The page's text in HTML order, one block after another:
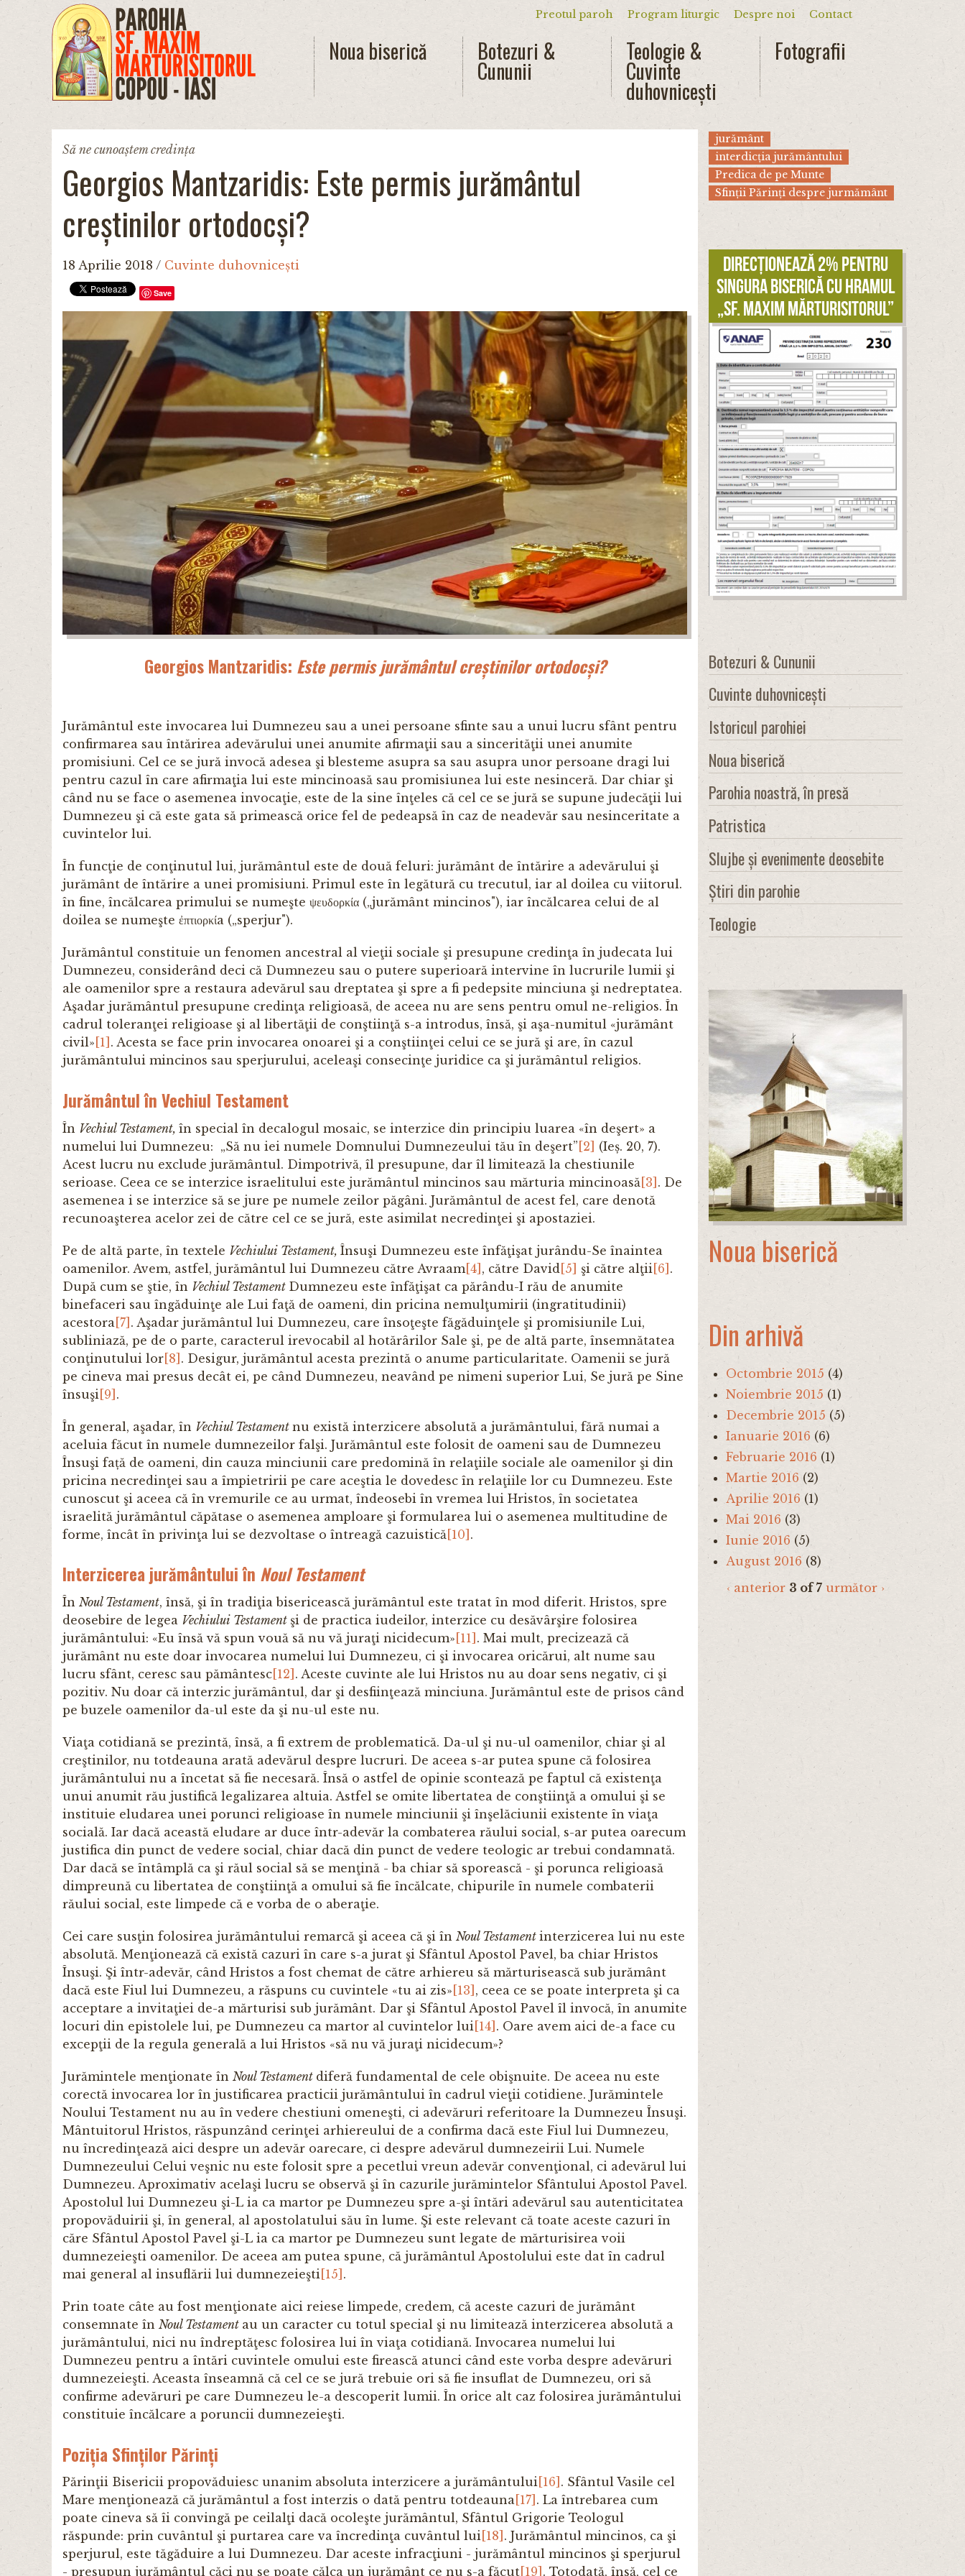
Mergi la conţinutul principal
Meniu secundar
Preotul paroh Program liturgic Despre noi Contact
Noua biserică Botezuri &
Cununii
Teologie &
Cuvinte
duhovnicești
Fotografii
Să ne cunoaștem credința
Georgios Mantzaridis: Este permis jurământul
creștinilor ortodocși?
18 Aprilie 2018 / Cuvinte duhovnicești
Save
Georgios Mantzaridis: Este permis jurământul creștinilor ortodocși?
Jurământul este invocarea lui Dumnezeu sau a unei persoane sfinte sau a unui lucru sfânt pentru
confirmarea sau întărirea adevărului unei anumite afirmaţii sau a sincerităţii unei anumite
promisiuni. Cel ce se jură invocă adesea şi blesteme asupra sa sau asupra unor persoane dragi lui
pentru cazul în care afirmaţia lui este mincinoasă sau promisiunea lui este nesinceră. Dar chiar şi
când nu se face o asemenea invocaţie, este de la sine înţeles că cel ce se jură se supune judecăţii lui
Dumnezeu şi că este gata să primească orice fel de pedeapsă în caz de neadevăr sau nesinceritate a
cuvintelor lui.
În funcţie de conţinutul lui, jurământul este de două feluri: jurământ de întărire a adevărului şi
jurământ de întărire a unei promisiuni. Primul este în legătură cu trecutul, iar al doilea cu viitorul.
în fine, încălcarea primului se numeşte ψευδορκία („jurământ mincinos"), iar încălcarea celui de al
doilea se numeşte ἐπτιορκίa („sperjur").
Jurământul constituie un fenomen ancestral al vieţii sociale şi presupune credinţa în judecata lui
Dumnezeu, considerând deci că Dumnezeu sau o putere superioară intervine în lucrurile lumii şi
ale oamenilor spre a restaura adevărul sau dreptatea şi spre a fi pedepsite minciuna şi nedreptatea.
Aşadar jurământul presupune credinţa religioasă, de aceea nu are sens pentru omul ne-religios. În
cadrul toleranţei religioase şi al libertăţii de conştiinţă s-a introdus, însă, şi aşa-numitul «jurământ
civil» [1] . Acesta se face prin invocarea onoarei şi a conştiinţei celui ce se jură şi are, în cazul
jurământului mincinos sau sperjurului, aceleaşi consecinţe juridice ca şi jurământul religios.
Jurământul în Vechiul Testament
În Vechiul Testament, în special în decalogul mosaic, se interzice din principiu luarea «în deşert» a
numelui lui Dumnezeu: „Să nu iei numele Domnului Dumnezeului tău în deşert” [2] (Ieș. 20, 7).
Acest lucru nu exclude jurământul. Dimpotrivă, îl presupune, dar îl limitează la chestiunile
serioase. Ceea ce se interzice israelitului este jurământul mincinos sau mărturia mincinoasă [3] . De
asemenea i se interzice să se jure pe numele zeilor păgâni. Jurământul de acest fel, care denotă
recunoaşterea acelor zei de către cel ce se jură, este asimilat necredinţei şi apostaziei.
Pe de altă parte, în textele Vechiului Testament, Însuşi Dumnezeu este înfăţişat jurându-Se înaintea
oamenilor. Avem, astfel, jurământul lui Dumnezeu către Avraam [4] , către David [5] şi către alţii [6] .
După cum se ştie, în Vechiul Testament Dumnezeu este înfăţişat ca părându-I rău de anumite
binefaceri sau îngăduinţe ale Lui faţă de oameni, din pricina nemulţumirii (ingratitudinii)
acestora [7] . Aşadar jurământul lui Dumnezeu, care însoţeşte făgăduinţele şi promisiunile Lui,
subliniază, pe de o parte, caracterul irevocabil al hotărârilor Sale şi, pe de altă parte, însemnătatea
conţinutului lor[8] . Desigur, jurământul acesta prezintă o anume particularitate. Oamenii se jură
pe cineva mai presus decât ei, pe când Dumnezeu, neavând pe nimeni superior Lui, Se jură pe Sine
însuşi [9] .
În general, aşadar, în Vechiul Testament nu există interzicere absolută a jurământului, fără numai a
aceluia făcut în numele dumnezeilor falşi. Jurământul este folosit de oameni sau de Dumnezeu
Însuşi față de oameni, din cauza minciunii care predomină în relaţiile sociale ale oamenilor şi din
pricina necredinţei sau a împietririi pe care aceştia le dovedesc în relaţiile lor cu Dumnezeu. Este
cunoscut şi aceea că în vremurile ce au urmat, îndeosebi în vremea lui Hristos, în societatea
israelită jurământul căpătase o asemenea amploare şi formularea lui o asemenea multitudine de
forme, încât în privinţa lui se dezvoltase o întreagă cazuistică [10] .
Interzicerea jurământului în Noul Testament
În Noul Testament, însă, şi în tradiţia bisericească jurământul este tratat în mod diferit. Hristos, spre
deosebire de legea Vechiului Testament şi de practica iudeilor, interzice cu desăvârşire folosirea
jurământului: «Eu însă vă spun vouă să nu vă juraţi nicidecum» [11] . Mai mult, precizează că
jurământ nu este doar invocarea numelui lui Dumnezeu, ci şi invocarea oricărui, alt nume sau
lucru sfânt, ceresc sau pământesc[12] . Aceste cuvinte ale lui Hristos nu au doar sens negativ, ci şi
pozitiv. Nu doar că interzic jurământul, dar şi desfiinţează minciuna. Jurământul este de prisos când
pe buzele oamenilor da-ul este da şi nu-ul este nu.
Viaţa cotidiană se prezintă, însă, a fi extrem de problematică. Da-ul şi nu-ul oamenilor, chiar şi al
creştinilor, nu totdeauna arată adevărul despre lucruri. De aceea s-ar putea spune că folosirea
jurământului nu a încetat să fie necesară. Însă o astfel de opinie scontează pe faptul că existenţa
unui anumit rău justifică legalizarea altuia. Astfel se omite libertatea de conştiinţă a omului şi se
instituie eludarea unei porunci religioase în numele minciunii şi înşelăciunii existente în viaţa
socială. Iar dacă această eludare ar duce într-adevăr la combaterea răului social, s-ar putea oarecum
justifica din punct de vedere social, chiar dacă din punct de vedere teologic ar trebui condamnată.
Dar dacă se întâmplă ca şi răul social să se menţină - ba chiar să sporească - şi porunca religioasă
dimpreună cu libertatea de conştiinţă a omului să fie încălcate, chipurile în numele combaterii
răului social, este limpede că e vorba de o aberaţie.
Cei care susţin folosirea jurământului remarcă şi aceea că şi în Noul Testament interzicerea lui nu este
absolută. Menţionează că există cazuri în care s-a jurat şi Sfântul Apostol Pavel, ba chiar Hristos
Însuşi. Şi într-adevăr, când Hristos a fost chemat de către arhiereu să mărturisească sub jurământ
dacă este Fiul lui Dumnezeu, a răspuns cu cuvintele «tu ai zis» [13] , ceea ce se poate interpreta şi ca
acceptare a invitaţiei de-a mărturisi sub jurământ. Dar şi Sfântul Apostol Pavel îl invocă, în anumite
locuri din epistolele lui, pe Dumnezeu ca martor al cuvintelor lui [14] . Oare avem aici de-a face cu
excepţii de la regula generală a lui Hristos «să nu vă juraţi nicidecum»?
Jurămintele menţionate în Noul Testament diferă fundamental de cele obişnuite. De aceea nu este
corectă invocarea lor în justificarea practicii jurământului în cadrul vieţii cotidiene. Jurămintele
Noului Testament nu au în vedere chestiuni omeneşti, ci adevăruri referitoare la Dumnezeu Însuşi.
Mântuitorul Hristos, răspunzând cerinţei arhiereului de a confirma dacă este Fiul lui Dumnezeu,
nu încredinţează aici despre un adevăr oarecare, ci despre adevărul dumnezeirii Lui. Numele
Dumnezeului Celui veşnic nu este folosit spre a pecetlui vreun adevăr convenţional, ci adevărul lui
Dumnezeu. Aproximativ acelaşi lucru se observă şi în cazurile jurămintelor Sfântului Apostol Pavel.
Apostolul lui Dumnezeu şi-L ia ca martor pe Dumnezeu spre a-şi întări adevărul sau autenticitatea
propovăduirii şi, în general, al apostolatului său în lume. Şi este relevant că toate aceste cazuri în
căre Sfântul Apostol Pavel şi-L ia ca martor pe Dumnezeu sunt legate de mărturisirea voii
dumnezeieşti oamenilor. De aceea am putea spune, că jurământul Apostolului este dat în cadrul
mai general al insuflării lui dumnezeieşti [15] .
Prin toate câte au fost menţionate aici reiese limpede, credem, că aceste cazuri de jurământ
consemnate în Noul Testament au un caracter cu totul special şi nu limitează interzicerea absolută a
jurământului, nici nu îndreptăţesc folosirea lui în viaţa cotidiană. Invocarea numelui lui
Dumnezeu pentru a întări cuvintele omului este firească atunci când este vorba despre adevăruri
dumnezeieşti. Aceasta înseamnă că cel ce se jură trebuie ori să fie insuflat de Dumnezeu, ori să
confirme adevăruri pe care Dumnezeu le-a descoperit lumii. În orice alt caz folosirea jurământului
constituie încălcare a poruncii dumnezeieşti.
Poziția Sfinților Părinți
Părinţii Bisericii propovăduiesc unanim absoluta interzicere a jurământului [16] . Sfântul Vasile cel
Mare menţionează că jurământul a fost interzis o dată pentru totdeauna [17] . La întrebarea cum
poate cineva să îi convingă pe ceilalţi dacă ocoleşte jurământul, Sfântul Grigorie Teologul
răspunde: prin cuvântul şi purtarea care va încredinţa cuvântul lui [18] . Jurământul mincinos, ca şi
sperjurul, este tăgăduire a lui Dumnezeu. Dar aceste infracţiuni - jurământul mincinos şi sperjurul
- presupun jurământul căci nu se poate călca un jurământ ce nu s-a făcut [19] . Totodată, însă, cel ce
jurământ
interdicția jurământului
Predica de pe Munte
Sfinții Părinți despre jurmământ
Direcționează 2% pentru
singura biserică cu hramul
„Sf. Maxim Mărturisitorul”
Botezuri & Cununii
Cuvinte duhovnicești
Istoricul parohiei
Noua biserică
Parohia noastră, în presă
Patristica
Slujbe și evenimente deosebite
Știri din parohie
Teologie
Noua biserică
Din arhivă
Octombrie 2015 (4)
Noiembrie 2015 (1)
Decembrie 2015 (5)
Ianuarie 2016 (6)
Februarie 2016 (1)
Martie 2016 (2)
Aprilie 2016 (1)
Mai 2016 (3)
Iunie 2016 (5)
August 2016 (8)
‹ anterior 3 of 7 următor ›